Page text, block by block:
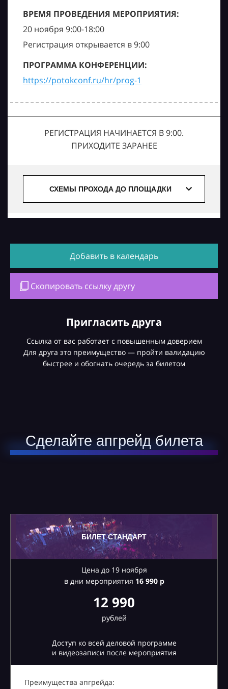
ВРЕМЯ ПРОВЕДЕНИЯ МЕРОПРИЯТИЯ:
20 ноября 9:00-18:00
Регистрация открывается в 9:00
ПРОГРАММА КОНФЕРЕНЦИИ:
https://potokconf.ru/hr/prog-1
РЕГИСТРАЦИЯ НАЧИНАЕТСЯ В 9:00.
ПРИХОДИТЕ ЗАРАНЕЕ
СХЕМЫ ПРОХОДА ДО ПЛОЩАДКИ
Добавить в календарь
Скопировать ссылку другу
Пригласить друга
Ссылка от вас работает с повышенным доверием
Для друга это преимущество — пройти валидацию
быстрее и обогнать очередь за билетом
Сделайте апгрейд билета
БИЛЕТ СТАНДАРТ
Цена до 19 ноября
в дни мероприятия 16990 р
12 990
рублей
Доступ ко всей деловой программе
и видеозаписи после мероприятия
Преимущества апгрейда: